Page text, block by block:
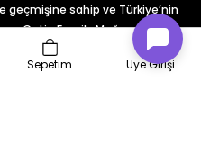
geçmişine sahip ve Türkiye’nin
Çetin Family Mağazacılık
Sepetim Üye Girişi